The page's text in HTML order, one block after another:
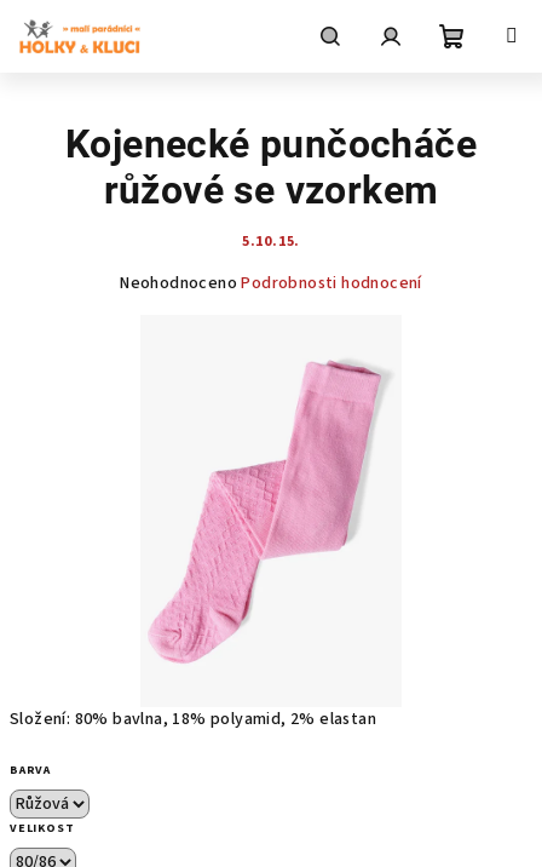
obsah
košík
Složení: 80% bavlna, 18% polyamid, 2% elastan
BARVA
VELIKOST
Kojenecké punčocháče
růžové se vzorkem
5.10.15.
Průměrné
Neohodnoceno Podrobnosti hodnocení